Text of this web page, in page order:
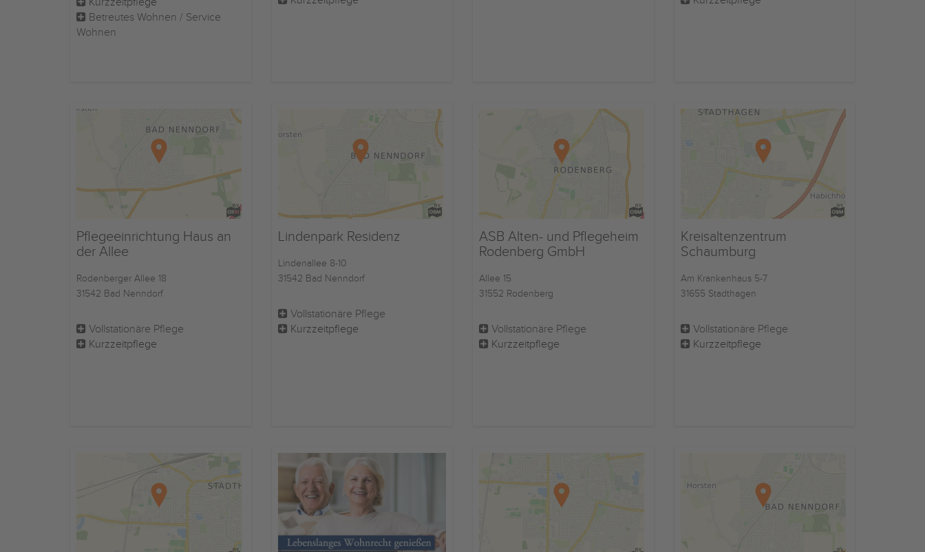
Betreutes Wohnen / Service
Wohnen
Pflegeeinrichtung Haus an
der Allee
Rodenberger Allee 18
31542 Bad Nenndorf
Vollstationäre Pflege
Kurzzeitpflege
Lindenpark Residenz
Lindenallee 8-10
31542 Bad Nenndorf
Vollstationäre Pflege
Kurzzeitpflege
ASB Alten- und Pflegeheim
Rodenberg GmbH
Allee 15
31552 Rodenberg
Vollstationäre Pflege
Kurzzeitpflege
Kreisaltenzentrum
Schaumburg
Am Krankenhaus 5-7
31655 Stadthagen
Vollstationäre Pflege
Kurzzeitpflege